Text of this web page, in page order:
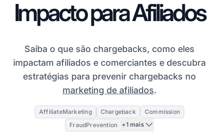
Impacto para Afiliados
Saiba o que são chargebacks, como eles
impactam afiliados e comerciantes e descubra
estratégias para prevenir chargebacks no
marketing de afiliados.
AffiliateMarketing Chargeback
Commission
FraudPrevention
+1 mais